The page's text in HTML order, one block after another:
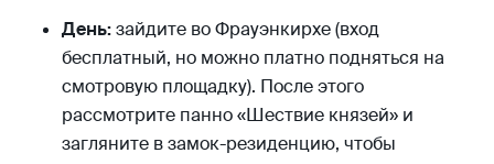
День:зайдите во Фрауэнкирхе (вход
бесплатный, но можно платно подняться на
смотровую площадку). После этого
рассмотрите панно «Шествие князей» и
загляните в замок-резиденцию, чтобы